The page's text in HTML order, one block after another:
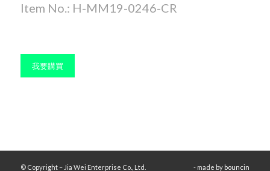
Item No.: H-MM19-0246-CR
我要購買
© Copyright – Jia Wei Enterprise Co., Ltd. - made by bouncin